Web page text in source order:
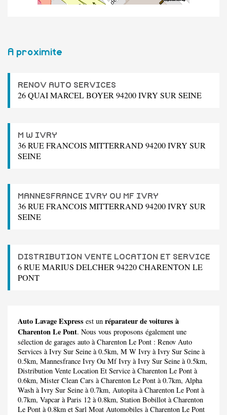
A proximite
RENOV AUTO SERVICES
26 QUAI MARCEL BOYER 94200 IVRY SUR SEINE
M W IVRY
36 RUE FRANCOIS MITTERRAND 94200 IVRY SUR
SEINE
MANNESFRANCE IVRY OU MF IVRY
36 RUE FRANCOIS MITTERRAND 94200 IVRY SUR
SEINE
DISTRIBUTION VENTE LOCATION ET SERVICE
6 RUE MARIUS DELCHER 94220 CHARENTON LE
PONT
Auto Lavage Express est un réparateur de voitures à
Charenton Le Pont. Nous vous proposons également une
sélection de garages auto à Charenton Le Pont : Renov Auto
Services à Ivry Sur Seine à 0.5km, M W Ivry à Ivry Sur Seine à
0.5km, Mannesfrance Ivry Ou Mf Ivry à Ivry Sur Seine à 0.5km,
Distribution Vente Location Et Service à Charenton Le Pont à
0.6km, Mister Clean Cars à Charenton Le Pont à 0.7km, Alpha
Wash à Ivry Sur Seine à 0.7km, Autopitaà Charenton Le Pont à
0.7km, Vapcar à Paris 12 à 0.8km, Station Bobillot à Charenton
Le Pont à 0.8km et Sarl Moat Automobiles à Charenton Le Pont